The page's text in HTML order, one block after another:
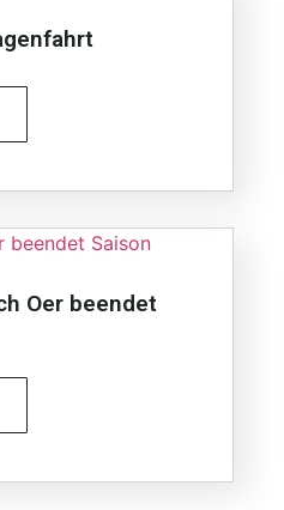
Oer beendet